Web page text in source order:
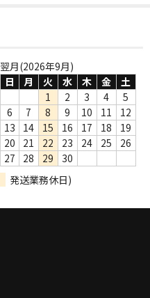
翌月(2026年9月)
日
月 火 水 木 金
土
1
2 3 4
5
6
7 8 9 10 11
12
13
14 15 16 17 18
19
20
21 22 23 24 25
26
27
28 29
30
発送業務休日)